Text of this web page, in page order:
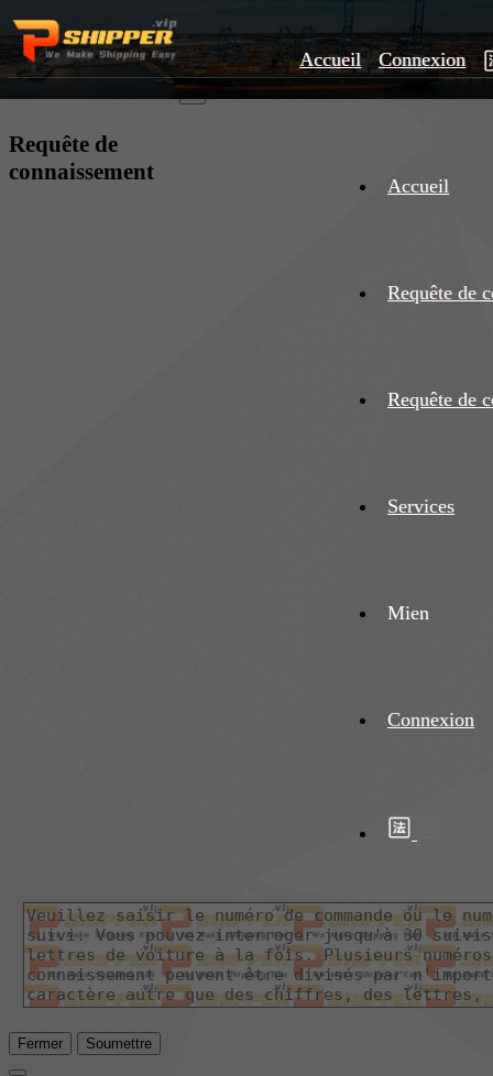
Accueil Connexion
Accueil
Requête de
Requête de
Services
Mien
Connexion
×
Requête de
connaissement
Fermer Soumettre